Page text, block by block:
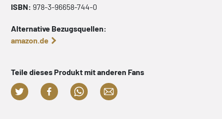
ISBN: 978-3-96658-744-0
Alternative Bezugsquellen:
amazon.de
Teile dieses Produkt mit anderen Fans